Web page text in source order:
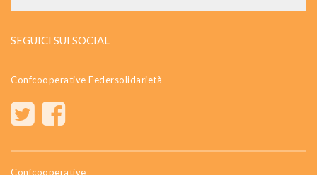
SEGUICI SUI SOCIAL
Confcooperative Federsolidarietà
Confcooperative